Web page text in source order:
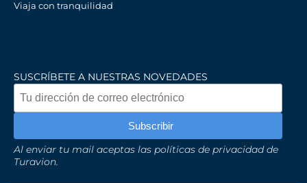
Viaja con tranquilidad
SUSCRÍBETE A NUESTRAS NOVEDADES
Al enviar tu mail aceptas las políticas de privacidad de
Turavion.